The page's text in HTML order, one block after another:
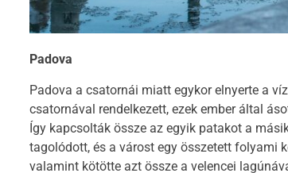
Padova
Padova a csatornái miatt egykor elnyerte a
csatornával rendelkezett, ezek ember által
Így kapcsolták össze az egyik patakot a
tagolódott, és a várost egy összetett folyami
valamint kötötte azt össze a velencei